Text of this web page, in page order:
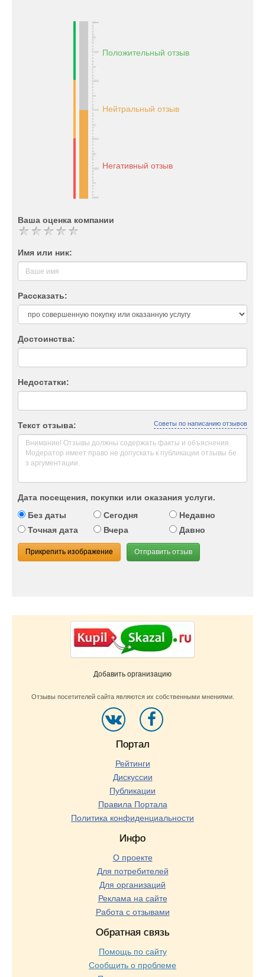
Положительный отзыв
Нейтральный отзыв
Негативный отзыв
Ваша оценка компании
Имя или ник:
Рассказать:
Достоинства:
Недостатки:
Текст отзыва: Советы по написанию отзывов
Дата посещения, покупки или оказания услуги.
Без даты
Сегодня
Недавно
Точная дата
Вчера Давно
Прикрепить изображение Отправить отзыв
Добавить организацию
Отзывы посетителей сайта являются их собственными мнениями.
Портал
Рейтинги
Дискуссии
Публикации
Правила Портала
Политика конфиденциальности
Инфо
О проекте
Для потребителей
Для организаций
Реклама на сайте
Работа с отзывами
Обратная связь
Помощь по сайту
Сообщить о проблеме